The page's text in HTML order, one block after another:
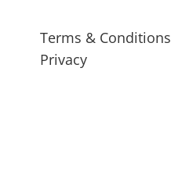
Terms & Conditions
Privacy